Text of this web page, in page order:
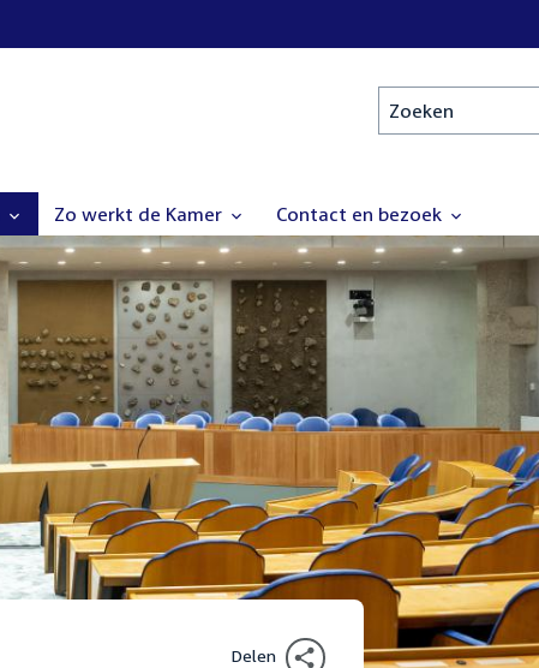
Zoeken
Zo werkt de Kamer Contact en bezoek
Delen